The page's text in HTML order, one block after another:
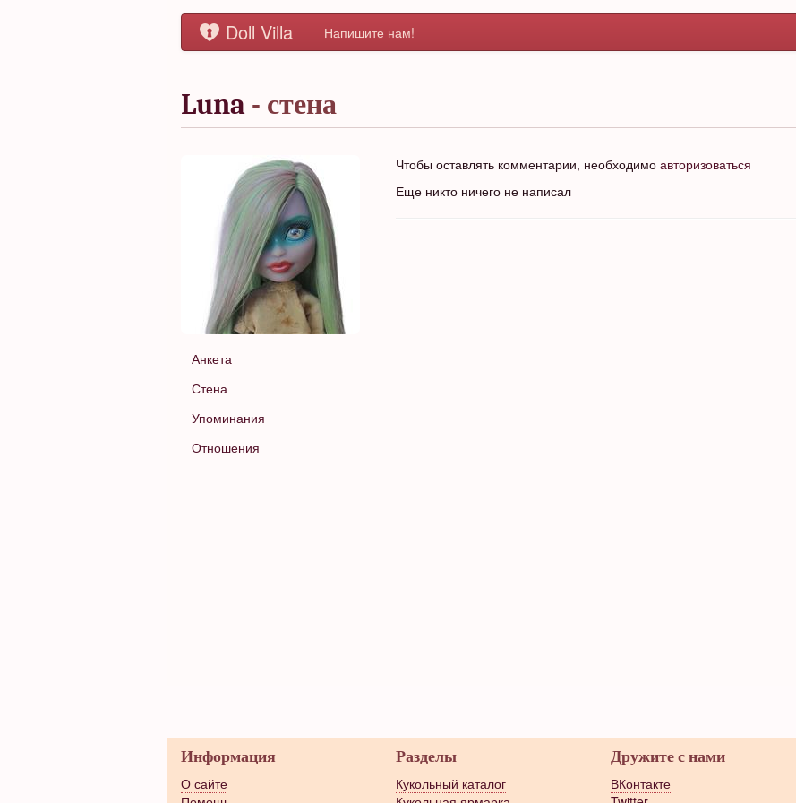
Doll Villa Напишите нам!
Luna - стена
Анкета
Стена
Упоминания
Отношения
Чтобы оставлять комментарии, необходимо авторизоваться
Еще никто ничего не написал
Информация
О сайте
Разделы
Кукольный каталог
Дружите с нами
ВКонтакте